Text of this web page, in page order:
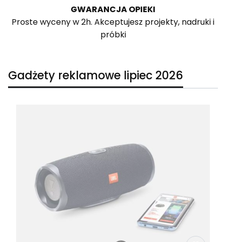
GWARANCJA OPIEKI
Proste wyceny w 2h. Akceptujesz projekty, nadruki i
próbki
Gadżety reklamowe lipiec 2026